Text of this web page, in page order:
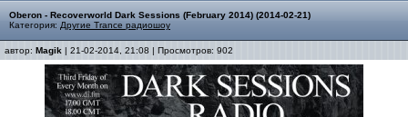
Oberon - Recoverworld Dark Sessions (February 2014) (2014-02-21)
Категория: Другие Trance радиошоу
автор: Magik | 21-02-2014, 21:08 | Просмотров: 902